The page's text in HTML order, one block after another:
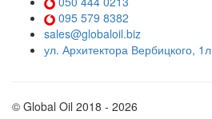
095 579 8382
sales@globaloil.biz
ул. Архитектора Вербицкого, 1л
© Global Oil 2018 - 2026